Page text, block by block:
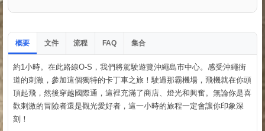
概要 文件 流程 FAQ 集合
約1小時。在此路線O-S，我們將駕駛遊覽沖繩島市中心。感受沖繩街
道的刺激，參加這個獨特的卡丁車之旅！駛過那霸機場，飛機就在你頭
頂起飛，然後穿越國際通，這裡充滿了商店、燈光和興奮。無論你是喜
歡刺激的冒險者還是觀光愛好者，這一小時的旅程一定會讓你印象深
刻！